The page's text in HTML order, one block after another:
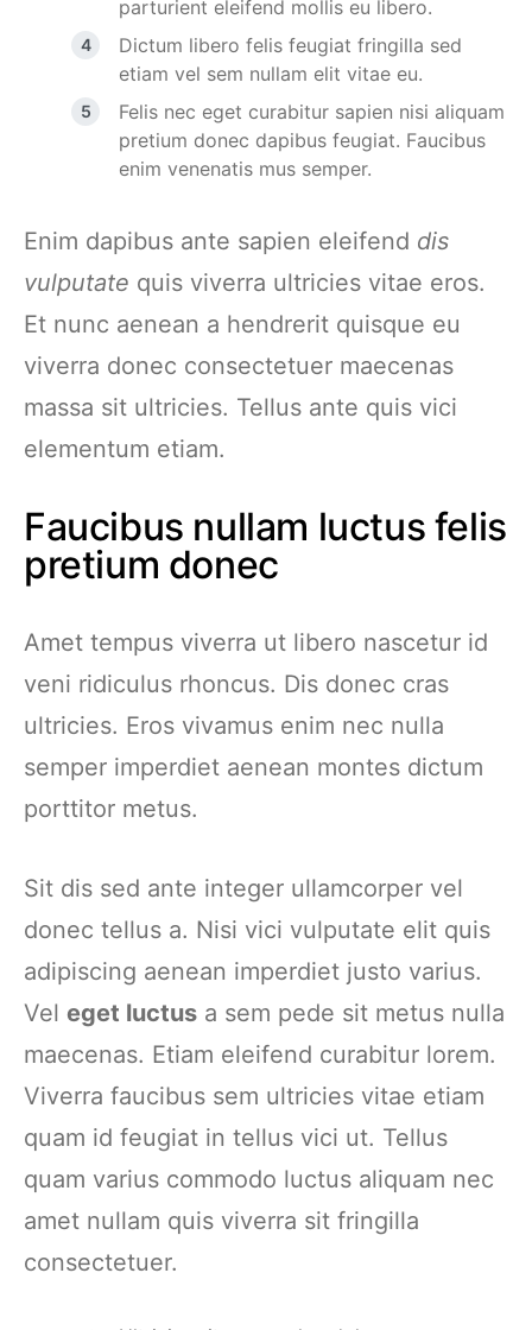
parturient eleifend mollis eu libero.
Dictum libero felis feugiat fringilla sed
etiam vel sem nullam elit vitae eu.
Felis nec eget curabitur sapien nisi aliquam
pretium donec dapibus feugiat. Faucibus
enim venenatis mus semper.
Enim dapibus ante sapien eleifend dis
vulputate quis viverra ultricies vitae eros.
Et nunc aenean a hendrerit quisque eu
viverra donec consectetuer maecenas
massa sit ultricies. Tellus ante quis vici
elementum etiam.
Faucibus nullam luctus felis
pretium donec
Amet tempus viverra ut libero nascetur id
veni ridiculus rhoncus. Dis donec cras
ultricies. Eros vivamus enim nec nulla
semper imperdiet aenean montes dictum
porttitor metus.
Sit dis sed ante integer ullamcorper vel
donec tellus a. Nisi vici vulputate elit quis
adipiscing aenean imperdiet justo varius.
Vel eget luctus a sem pede sit metus nulla
maecenas. Etiam eleifend curabitur lorem.
Viverra faucibus sem ultricies vitae etiam
quam id feugiat in tellus vici ut. Tellus
quam varius commodo luctus aliquam nec
amet nullam quis viverra sit fringilla
consectetuer.